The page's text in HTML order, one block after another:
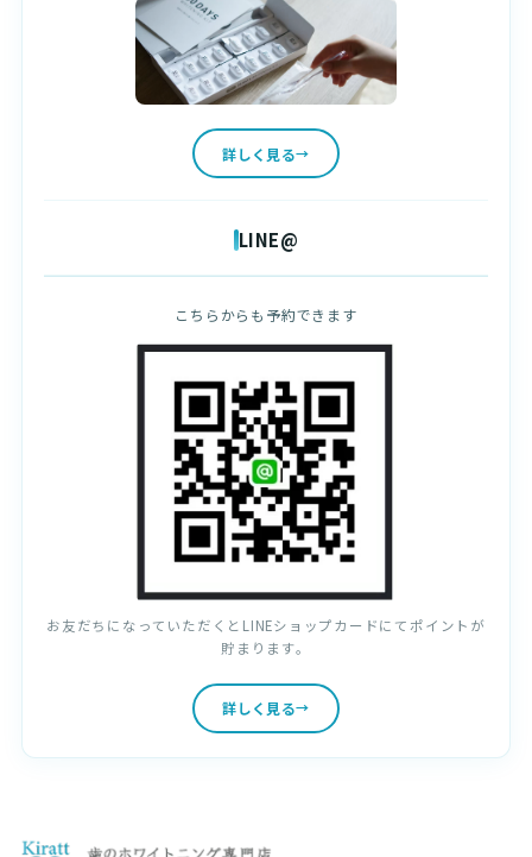
詳しく見る
LINE@
こちらからも予約できます
お友だちになっていただくとLINEショップカードにてポイントが
貯まります。
詳しく見る